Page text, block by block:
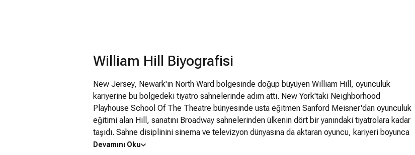
William Hill Biyografisi
New Jersey, Newark'ın North Ward bölgesinde doğup büyüyen William Hill, oyunculuk
kariyerine bu bölgedeki tiyatro sahnelerinde adım attı. New York'taki Neighborhood
Playhouse School Of The Theatre bünyesinde usta eğitmen Sanford Meisner'dan oyunculuk
eğitimi alan Hill, sanatını Broadway sahnelerinden ülkenin dört bir yanındaki tiyatrolara kadar
taşıdı. Sahne disiplinini sinema ve televizyon dünyasına da aktaran oyuncu, kariyeri boyunca
farklı türlerdeki pek çok önemli yapımda kendine yer buldu.
Devamını Oku